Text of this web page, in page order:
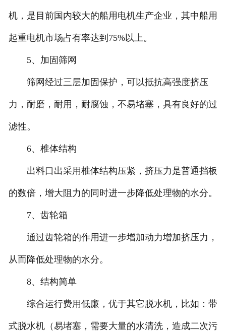
机，是目前国内较大的船用电机生产企业，其中船用
起重电机市场占有率达到75%以上。
5、加固筛网
筛网经过三层加固保护，可以抵抗高强度挤压
力，耐磨，耐用，耐腐蚀，不易堵塞，具有良好的过
滤性。
6、椎体结构
出料口出采用椎体结构压紧，挤压力是普通挡板
的数倍，增大阻力的同时进一步降低处理物的水分。
7、齿轮箱
通过齿轮箱的作用进一步增加动力增加挤压力，
从而降低处理物的水分。
8、结构简单
综合运行费用低廉，优于其它脱水机，比如：带
式脱水机（易堵塞，需要大量的水清洗，造成二次污